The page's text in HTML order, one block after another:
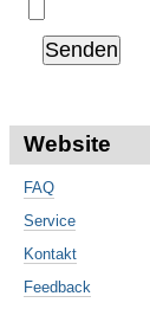
Website
FAQ
Service
Kontakt
Feedback